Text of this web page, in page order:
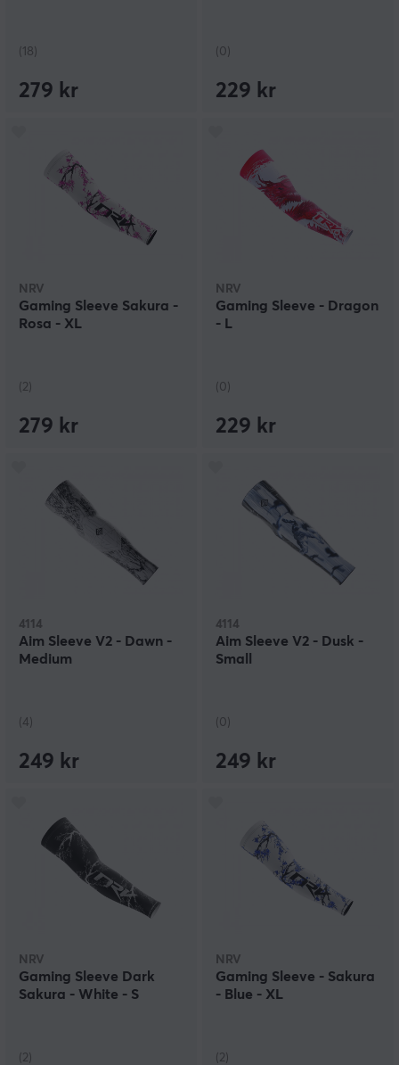
(18)
279 kr
(0)
229 kr
NRV
Gaming Sleeve Sakura -
Rosa - XL
(2)
279 kr
NRV
Gaming Sleeve - Dragon
- L
(0)
229 kr
4114
Aim Sleeve V2 - Dawn -
Medium
(4)
249 kr
4114
Aim Sleeve V2 - Dusk -
Small
(0)
249 kr
NRV
Gaming Sleeve Dark
Sakura - White - S
(2)
NRV
Gaming Sleeve - Sakura
- Blue - XL
(2)